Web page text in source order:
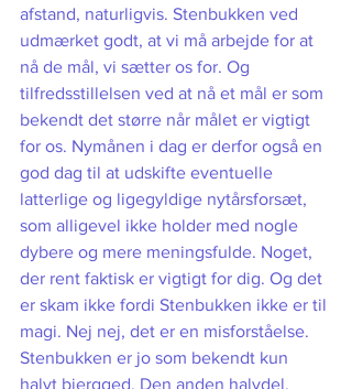
afstand, naturligvis. Stenbukken ved
udmærket godt, at vi må arbejde for at
nå de mål, vi sætter os for. Og
tilfredsstillelsen ved at nå et mål er som
bekendt det større når målet er vigtigt
for os. Nymånen i dag er derfor også en
god dag til at udskifte eventuelle
latterlige og ligegyldige nytårsforsæt,
som alligevel ikke holder med nogle
dybere og mere meningsfulde. Noget,
der rent faktisk er vigtigt for dig. Og det
er skam ikke fordi Stenbukken ikke er til
magi. Nej nej, det er en misforståelse.
Stenbukken er jo som bekendt kun
halvt bjergged. Den anden halvdel,